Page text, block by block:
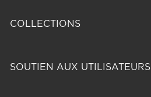
COLLECTIONS
SOUTIEN AUX UTILISATEURS